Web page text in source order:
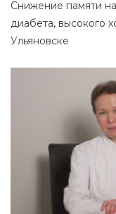
Снижение памяти
диабета, высокого
Ульяновске